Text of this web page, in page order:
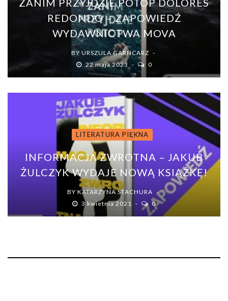
ZANIM PRZYJDZIE POTOP DOLORES
REDONDO – ZAPOWIEDŹ
WYDAWNICTWA MOVA
BY URSZULA GARNCARZ
22 maja 2023
0
LITERATURA PIĘKNA
INFORMACJA ZWROTNA – JAKUB
ŻULCZYK WYDAJE NOWĄ KSIĄŻKĘ!
BY KATARZYNA STACHURA
3 kwietnia 2021
0